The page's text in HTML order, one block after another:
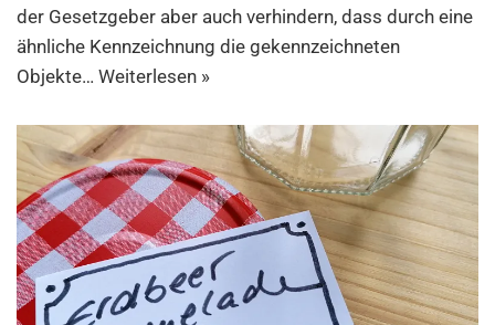
der Gesetzgeber aber auch verhindern, dass durch eine
ähnliche Kennzeichnung die gekennzeichneten
Objekte… Weiterlesen »